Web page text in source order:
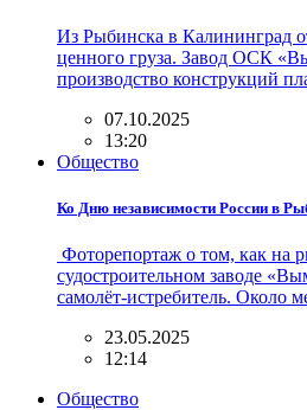
Из Рыбинска в Калининград
ценного груза. Завод ОСК
производство конструкций
07.10.2025
13:20
Общество
Ко Дню независимости России в
Фоторепортаж о том, как на
судостроительном заводе
самолёт-истребитель. Около
23.05.2025
12:14
Общество